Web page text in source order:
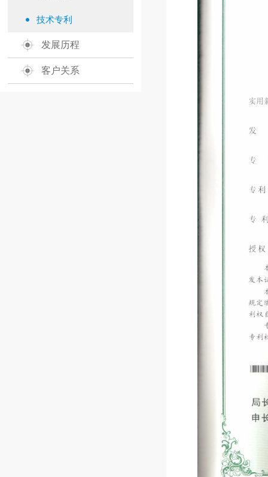
技术专利
发展历程
客户关系